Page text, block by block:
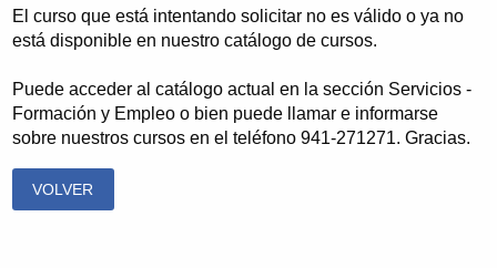
El curso que está intentando solicitar no es válido o ya no
está disponible en nuestro catálogo de cursos.
Puede acceder al catálogo actual en la sección Servicios -
Formación y Empleo o bien puede llamar e informarse
sobre nuestros cursos en el teléfono 941-271271. Gracias.
VOLVER